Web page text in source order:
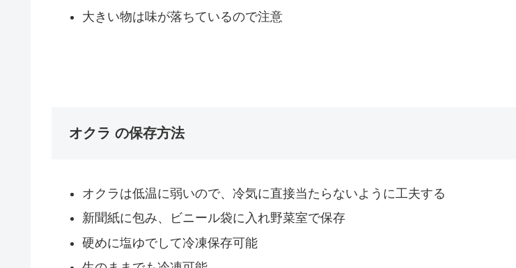
大きい物は味が落ちているので注意
オクラ の保存方法
オクラは低温に弱いので、冷気に直接当たらないように工夫する
新聞紙に包み、ビニール袋に入れ野菜室で保存
硬めに塩ゆでして冷凍保存可能